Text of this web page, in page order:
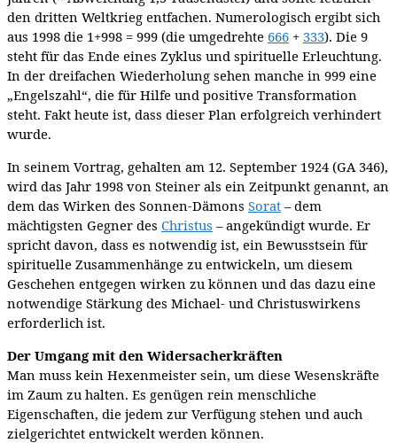
den dritten Weltkrieg entfachen. Numerologisch ergibt sich
aus 1998 die 1+998 = 999 (die umgedrehte 666 + 333). Die 9
steht für das Ende eines Zyklus und spirituelle Erleuchtung.
In der dreifachen Wiederholung sehen manche in 999 eine
„Engelszahl“, die für Hilfe und positive Transformation
steht. Fakt heute ist, dass dieser Plan erfolgreich verhindert
wurde.
In seinem Vortrag, gehalten am 12. September 1924 (GA 346),
wird das Jahr 1998 von Steiner als ein Zeitpunkt genannt, an
dem das Wirken des Sonnen-Dämons Sorat – dem
mächtigsten Gegner des Christus – angekündigt wurde. Er
spricht davon, dass es notwendig ist, ein Bewusstsein für
spirituelle Zusammenhänge zu entwickeln, um diesem
Geschehen entgegen wirken zu können und das dazu eine
notwendige Stärkung des Michael- und Christuswirkens
erforderlich ist.
Der Umgang mit den Widersacherkräften
Man muss kein Hexenmeister sein, um diese Wesenskräfte
im Zaum zu halten. Es genügen rein menschliche
Eigenschaften, die jedem zur Verfügung stehen und auch
zielgerichtet entwickelt werden können.